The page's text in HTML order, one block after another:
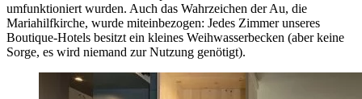
umfunktioniert wurden. Auch das Wahrzeichen der Au, die
Mariahilfkirche, wurde miteinbezogen: Jedes Zimmer unseres
Boutique-Hotels besitzt ein kleines Weihwasserbecken (aber keine
Sorge, es wird niemand zur Nutzung genötigt).